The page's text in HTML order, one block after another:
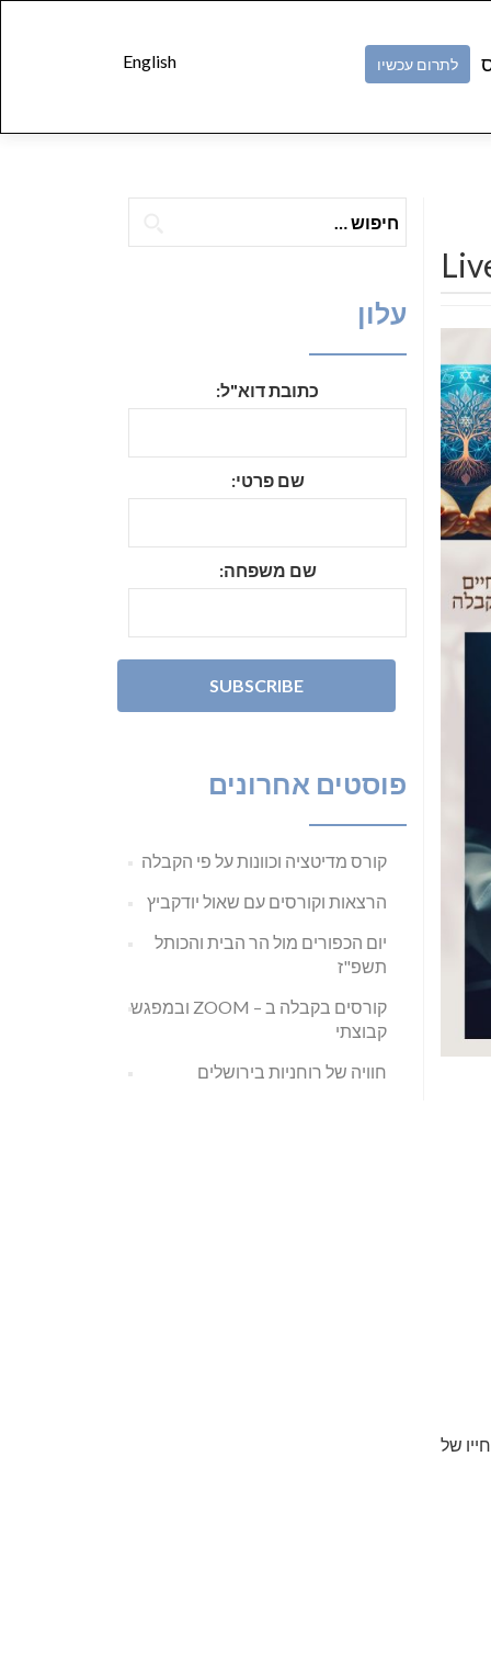
English לתרום עכשיו
של
עלון
כתובת דוא"ל:
שם פרטי:
שם משפחה:
פוסטים אחרונים
קורס מדיטציה וכוונות על פי הקבלה
הרצאות וקורסים עם שאול יודקביץ
יום הכפורים מול הר הבית והכותל
תשפ"ז
קורסים בקבלה ב – ZOOM ובמפגש
קבוצתי
חוויה של רוחניות בירושלים